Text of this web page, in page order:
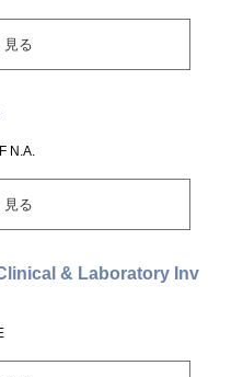
見る
N.A.
見る
& Laboratory Inv